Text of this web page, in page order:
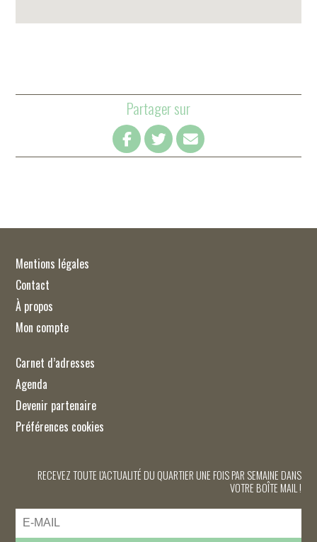
Partager sur
Mentions légales
Contact
À propos
Mon compte
Carnet d’adresses
Agenda
Devenir partenaire
Préférences cookies
RECEVEZ TOUTE L'ACTUALITÉ DU QUARTIER UNE FOIS PAR SEMAINE DANS
VOTRE BOÎTE MAIL !